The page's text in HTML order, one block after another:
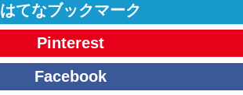
はてなブックマーク
Pinterest
Facebook